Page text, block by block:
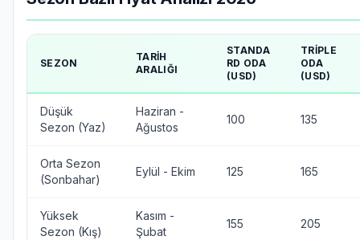
SEZON
TARIH
ARALIĞI
STANDA
RD ODA
(USD)
TRIPLE
ODA
(USD)
Düşük
Sezon (Yaz)
Haziran -
Ağustos
100 135
Orta Sezon
(Sonbahar)
Eylül - Ekim 125 165
Yüksek
Sezon (Kış)
Kasım -
Şubat
155 205